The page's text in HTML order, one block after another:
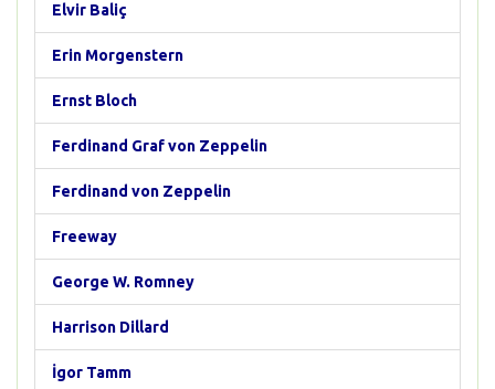
Elvir Baliç
Erin Morgenstern
Ernst Bloch
Ferdinand Graf von Zeppelin
Ferdinand von Zeppelin
Freeway
George W. Romney
Harrison Dillard
İgor Tamm